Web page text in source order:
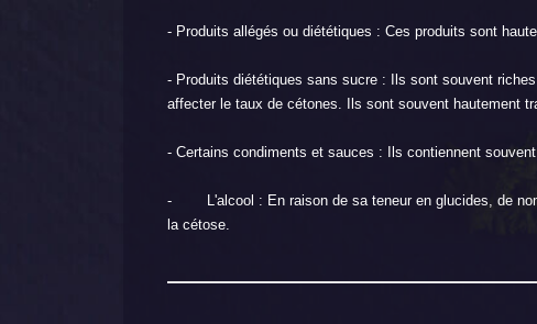
- Produits allégés ou diététiques : Ces produits sont
- Produits diététiques sans sucre : Ils sont souvent
affecter le taux de cétones. Ils sont souvent hautement
- Certains condiments et sauces : Ils contiennent
- L'alcool : En raison de sa teneur en glucides, de
la cétose.